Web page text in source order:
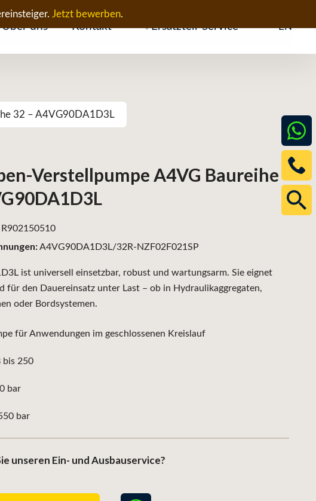
Jetzt bewerben.
Über uns Kontakt Ersatzteil-Service EN
32 – A4VG90DA1D3L
Verstellpumpe A4VG Baureihe
ist universell einsetzbar, robust und wartungsarm. Sie eignet
für den Dauereinsatz unter Last – ob in Hydraulikaggregaten,
oder Bordsystemen.
für Anwendungen im geschlossenen Kreislauf
bis 250
bar
bar
unseren Ein- und Ausbauservice?
A4VG90DA1D3L/32R-NZF02F021SP
R902150510